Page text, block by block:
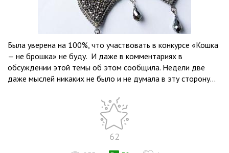
Была уверена на 100%, что участвовать в конкурсе «Кошка
— не брошка» не буду. И даже в комментариях в
обсуждении этой темы об этом сообщила. Недели две
даже мыслей никаких не было и не думала в эту сторону...
62